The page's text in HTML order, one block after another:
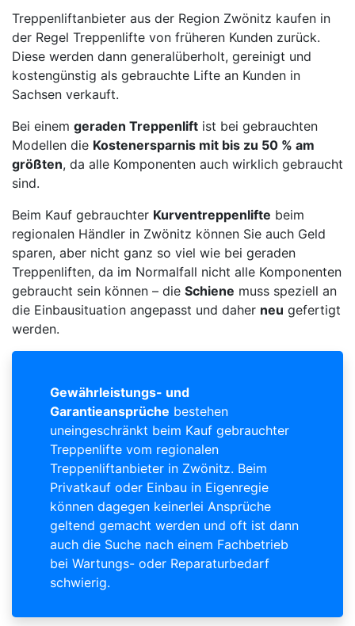
Treppenliftanbieter aus der Region Zwönitz kaufen in
der Regel Treppenlifte von früheren Kunden zurück.
Diese werden dann generalüberholt, gereinigt und
kostengünstig als gebrauchte Lifte an Kunden in
Sachsen verkauft.
Bei einem geraden Treppenlift ist bei gebrauchten
Modellen die Kostenersparnis mit bis zu 50 % am
größten, da alle Komponenten auch wirklich gebraucht
sind.
Beim Kauf gebrauchter Kurventreppenlifte beim
regionalen Händler in Zwönitz können Sie auch Geld
sparen, aber nicht ganz so viel wie bei geraden
Treppenliften, da im Normalfall nicht alle Komponenten
gebraucht sein können – die Schiene muss speziell an
die Einbausituation angepasst und daher neu gefertigt
werden.
Gewährleistungs- und
Garantieansprüche bestehen
uneingeschränkt beim Kauf gebrauchter
Treppenlifte vom regionalen
Treppenliftanbieter in Zwönitz. Beim
Privatkauf oder Einbau in Eigenregie
können dagegen keinerlei Ansprüche
geltend gemacht werden und oft ist dann
auch die Suche nach einem Fachbetrieb
bei Wartungs- oder Reparaturbedarf
schwierig.